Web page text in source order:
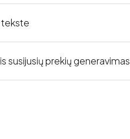
susijusių prekių generavimas